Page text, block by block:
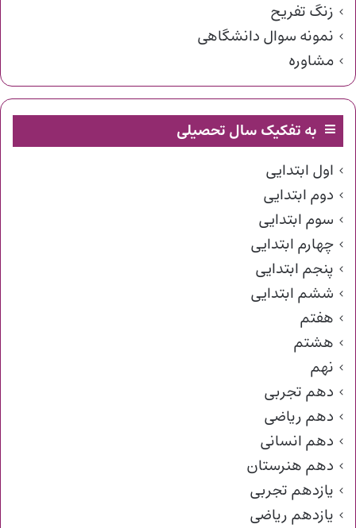
زنگ تفریح
نمونه سوال دانشگاهی
مشاوره
به تفکیک سال تحصیلی
اول ابتدایی
دوم ابتدایی
سوم ابتدایی
چهارم ابتدایی
پنجم ابتدایی
ششم ابتدایی
هفتم
هشتم
نهم
دهم تجربی
دهم ریاضی
دهم انسانی
دهم هنرستان
یازدهم تجربی
یازدهم ریاضی